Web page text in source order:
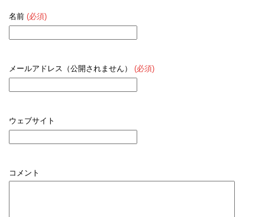
名前 (必須)
メールアドレス（公開されません） (必須)
ウェブサイト
コメント